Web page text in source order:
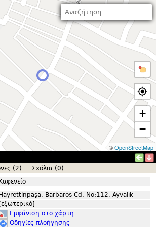
+
−
©OpenStreetMap
(2)
Σxόλια (0)
Καφενείο
Hayrettinpaşa, Barbaros Cd. No:112, Ayvalık
[εξωτερικό]
Εμφάνιση στο χάρτη
Οδηγίες πλοήγησης